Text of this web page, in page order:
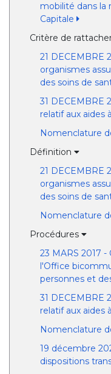
mobilité dans la
Capitale
Critère de
21 DECEMBRE
organismes
des soins de
31 DECEMBRE
relatif aux aides
Nomenclature
Définition
21 DECEMBRE
organismes
des soins de
Nomenclature
Procédures
23 MARS 2017
l'Office
personnes et
31 DECEMBRE
relatif aux aides
Nomenclature
19 décembre
dispositions